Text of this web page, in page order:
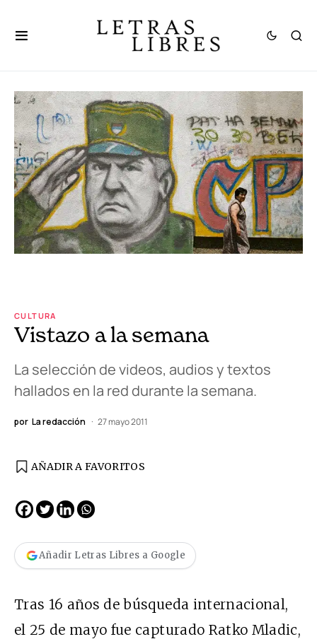
CULTURA
Vistazo a la semana
La selección de videos, audios y textos
hallados en la red durante la semana.
por La redacción 27 mayo 2011
AÑADIR A FAVORITOS
Añadir Letras Libres a Google
Tras 16 años de búsqueda internacional,
el 25 de mayo fue capturado Ratko Mladic,